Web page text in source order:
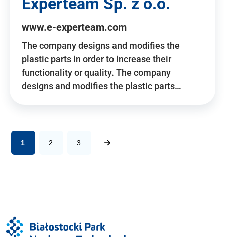
www.e-experteam.com
The company designs and modifies the
plastic parts in order to increase their
functionality or quality. The company
designs and modifies the plastic parts…
1 2 3